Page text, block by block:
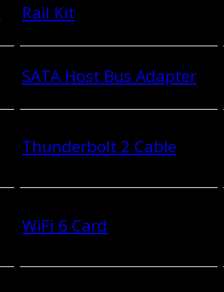
Rail Kit
SATA Host Bus Adapter
Thunderbolt 2 Cable
WiFi 6 Card